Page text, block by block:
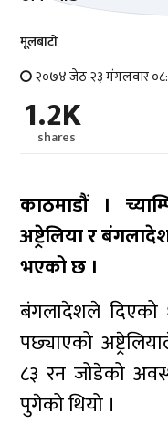
मूलबाटाे
२०७४ जेठ २३ मंगलवार
1.2K
shares
काठमाडौं ।
अष्ट्रेलिया र
भएको छ ।
बंगलादेशले दिएको
पछ्याएको
८३ रन जोडेको
पुगेको थियो ।